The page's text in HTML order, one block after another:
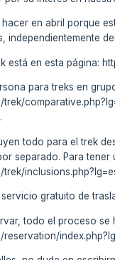
en abril porque
independientemente
está en esta página:
para treks en
trek/
todo para el trek
separado. Para
gratuito de
todo el proceso